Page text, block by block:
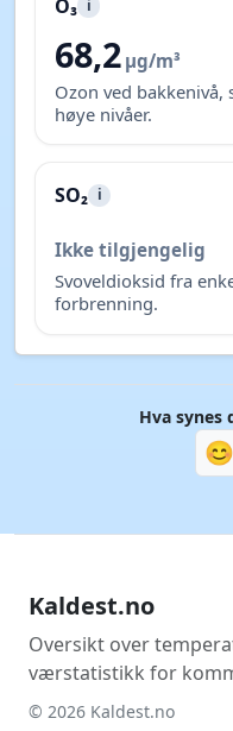
O₃ i
68,2 µg/m³
Ozon ved
høye nivåer.
SO₂ i
Ikke tilgjengelig
Svoveldioksid fra
forbrenning.
Hva synes
😊
Kaldest.no
Oversikt over
værstatistikk for
© 2026 Kaldest.no